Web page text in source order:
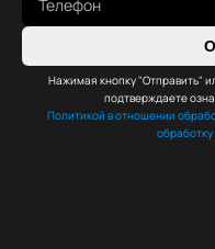
Нажимая кнопку "Отправить"
подтверждаете
Политикой в отношении